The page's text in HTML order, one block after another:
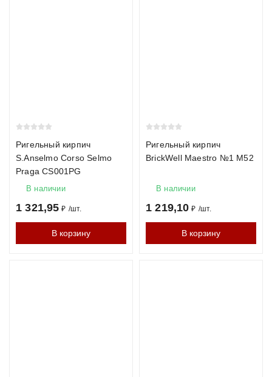
Ригельный кирпич
S.Anselmo Corso Selmo
Praga CS001PG
В наличии
1 321,95 ₽ /шт.
В корзину
Ригельный кирпич
BrickWell Maestro №1 М52
В наличии
1 219,10 ₽ /шт.
В корзину